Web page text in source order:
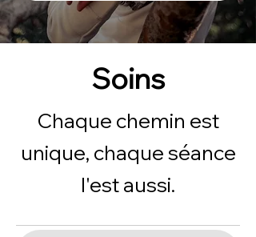
Soins
Chaque chemin est
unique, chaque séance
l'est aussi.